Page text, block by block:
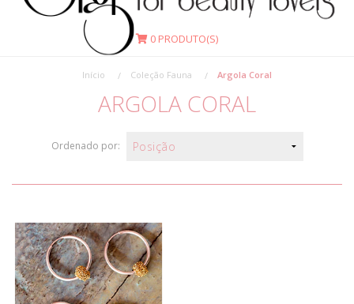
0 PRODUTO(S)
Início Coleção Fauna Argola Coral
ARGOLA CORAL
Ordenado por: